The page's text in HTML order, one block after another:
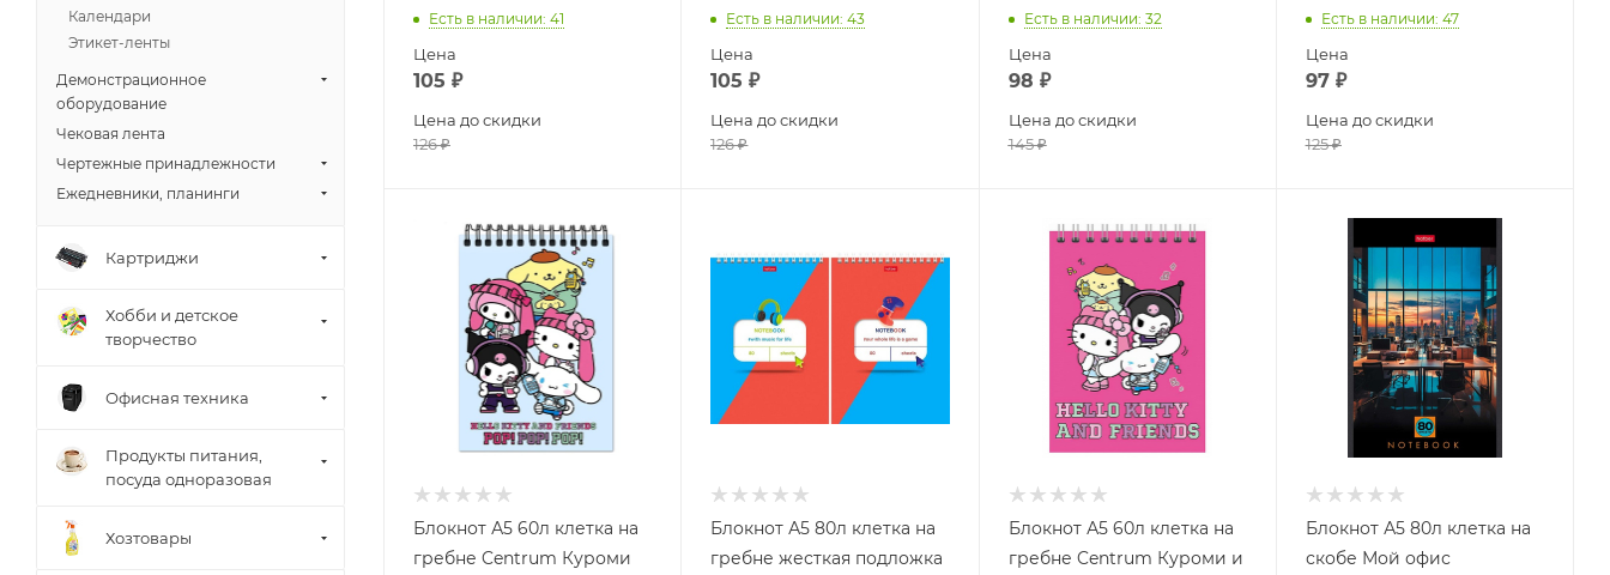
Есть в наличии: 41
Цена
105 ₽
Цена до скидки
126₽
Есть в наличии: 43
Цена
105 ₽
Цена до скидки
126₽
Есть в наличии: 32
Цена
98 ₽
Цена до скидки
145₽
Есть в наличии: 47
Цена
97₽
Цена до скидки
125₽
Блокнот А5 60л клетка на
гребне Centrum Куроми
Блокнот А5 80л клетка на
гребне жесткая подложка
Блокнот А5 60л клетка на
гребне Centrum Куроми и
Блокнот А5 80л клетка на
скобе Мой офис
Календари
Этикет-ленты
Демонстрационное
оборудование
Чековая лента
Чертежные принадлежности
Ежедневники, планинги
Картриджи
Хобби и детское
творчество
Офисная техника
Продукты питания,
посуда одноразовая
Хозтовары